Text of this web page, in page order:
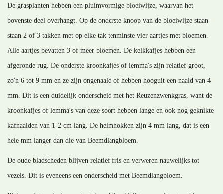
De grasplanten hebben een pluimvormige bloeiwijze, waarvan het
bovenste deel overhangt. Op de onderste knoop van de bloeiwijze staan
staan 2 of 3 takken met op elke tak tenminste vier aartjes met bloemen.
Alle aartjes bevatten 3 of meer bloemen. De kelkkafjes hebben een
afgeronde rug. De onderste kroonkafjes of lemma's zijn relatief groot,
zo'n 6 tot 9 mm en ze zijn ongenaald of hebben hooguit een naald van 4
mm. Dit is een duidelijk onderscheid met het Reuzenzwenkgras, want de
kroonkafjes of lemma's van deze soort hebben lange en ook nog geknikte
kafnaalden van 1-2 cm lang. De helmhokken zijn 4 mm lang, dat is een
hele mm langer dan die van Beemdlangbloem.
De oude bladscheden blijven relatief fris en verweren nauwelijks tot
vezels. Dit is eveneens een onderscheid met Beemdlangbloem.